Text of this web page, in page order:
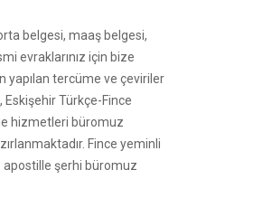
belgesi, maaş belgesi,
evraklarınız için bize
yapılan tercüme ve çeviriler
Türkçe-Fince
hizmetleri büromuz
Fince yeminli
apostille şerhi büromuz